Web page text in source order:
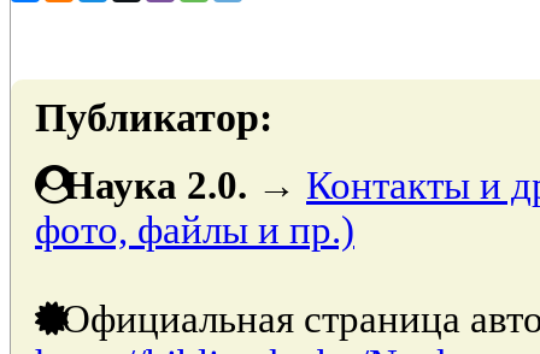
Публикатор:
Наука 2.0. → Контакты и
фото, файлы и пр.)
Официальная страница